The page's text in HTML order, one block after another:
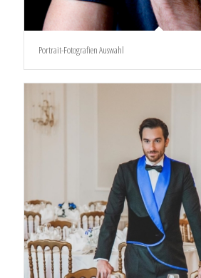
Portrait-Fotografien Auswahl